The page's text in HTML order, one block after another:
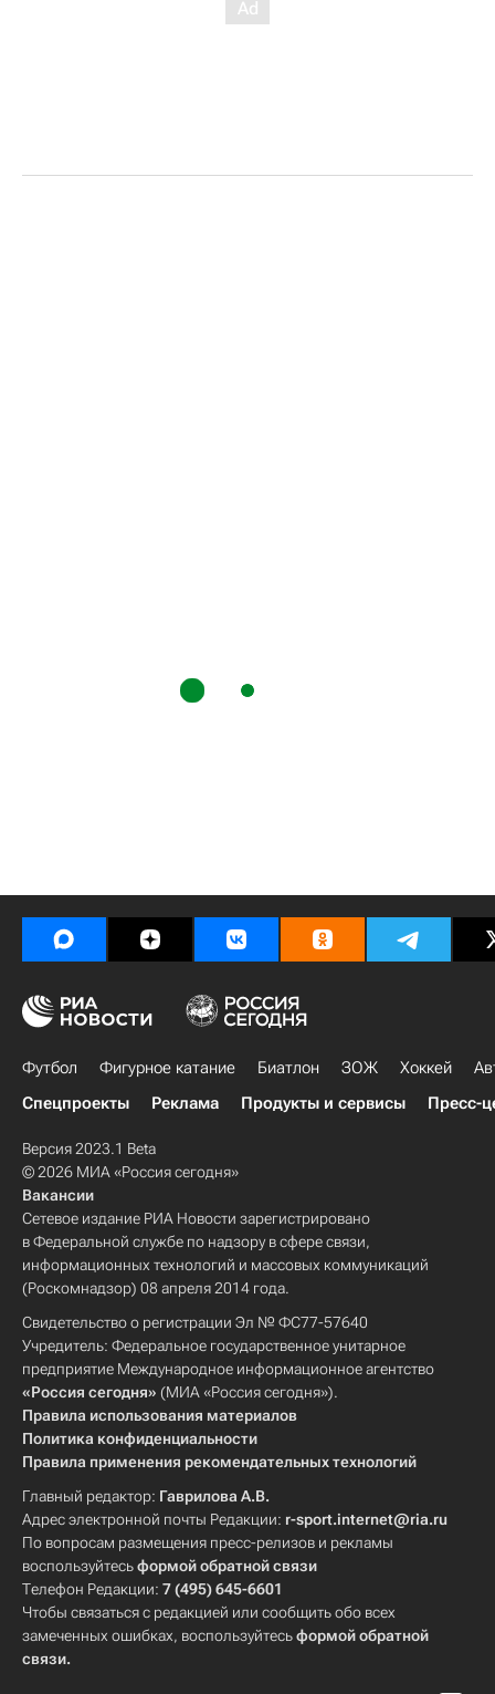
Футбол Фигурное катание Биатлон ЗОЖ Хоккей
Спецпроекты
Реклама Продукты и сервисы Пресс-
Версия 2023.1 Beta
© 2026 МИА «Россия сегодня»
Вакансии
Сетевое издание РИА Новости зарегистрировано
в Федеральной службе по надзору в сфере связи,
информационных технологий и массовых коммуникаций
(Роскомнадзор) 08 апреля 2014 года.
Свидетельство о регистрации Эл № ФС77-57640
Учредитель: Федеральное государственное унитарное
предприятие Международное информационное агентство
«Россия сегодня» (МИА «Россия сегодня»).
Правила использования материалов
Политика конфиденциальности
Правила применения рекомендательных технологий
Главный редактор: Гаврилова А.В.
Адрес электронной почты Редакции: r-sport.internet@ria.ru
По вопросам размещения пресс-релизов и рекламы
воспользуйтесьформой обратной связи
Телефон Редакции: 7 (495) 645-6601
Чтобы связаться с редакцией или сообщить обо всех
замеченных ошибках, воспользуйтесьформой обратной
связи.